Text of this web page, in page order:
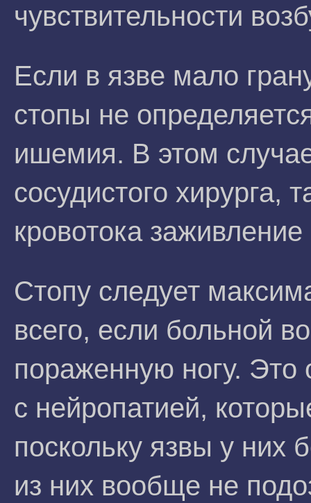
чувствительности
Если в язве мало
стопы не
ишемия. В этом
сосудистого хирурга,
кровотока
Стопу следует
всего, если больной
пораженную ногу.
с нейропатией,
поскольку язвы у них
из них вообще не